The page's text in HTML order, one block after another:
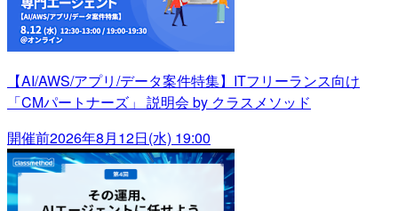
【AI/AWS/アプリ/データ案件特集】ITフリーランス向け
「CMパートナーズ」 説明会 by クラスメソッド
開催前2026年8月12日(水) 19:00